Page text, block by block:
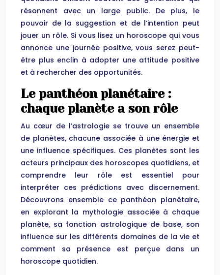
résonnent avec un large public. De plus, le
pouvoir de la suggestion et de l’intention peut
jouer un rôle. Si vous lisez un horoscope qui vous
annonce une journée positive, vous serez peut-
être plus enclin à adopter une attitude positive
et à rechercher des opportunités.
Le panthéon planétaire :
chaque planète a son rôle
Au cœur de l’astrologie se trouve un ensemble
de planètes, chacune associée à une énergie et
une influence spécifiques. Ces planètes sont les
acteurs principaux des horoscopes quotidiens, et
comprendre leur rôle est essentiel pour
interpréter ces prédictions avec discernement.
Découvrons ensemble ce panthéon planétaire,
en explorant la mythologie associée à chaque
planète, sa fonction astrologique de base, son
influence sur les différents domaines de la vie et
comment sa présence est perçue dans un
horoscope quotidien.